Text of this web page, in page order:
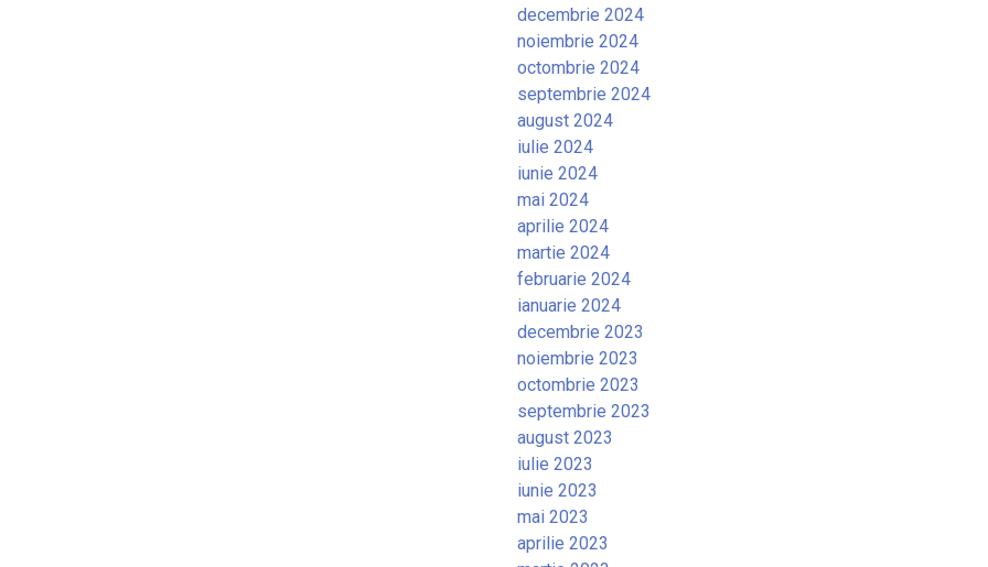
decembrie 2024
noiembrie 2024
octombrie 2024
septembrie 2024
august 2024
iulie 2024
iunie 2024
mai 2024
aprilie 2024
martie 2024
februarie 2024
ianuarie 2024
decembrie 2023
noiembrie 2023
octombrie 2023
septembrie 2023
august 2023
iulie 2023
iunie 2023
mai 2023
aprilie 2023